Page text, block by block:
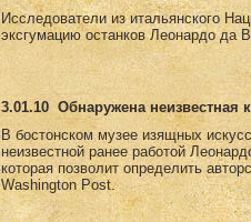
Исследователи из итальянского
эксгумацию останков Леонардо да
3.01.10 Обнаружена неизвестная
В бостонском музее изящных
неизвестной ранее работой
которая позволит определить
Washington Post.